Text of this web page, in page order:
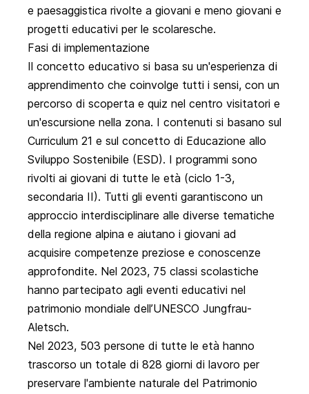
e paesaggistica rivolte a giovani e meno giovani e
progetti educativi per le scolaresche.
Fasi di implementazione
Il concetto educativo si basa su un'esperienza di
apprendimento che coinvolge tutti i sensi, con un
percorso di scoperta e quiz nel centro visitatori e
un'escursione nella zona. I contenuti si basano sul
Curriculum 21 e sul concetto di Educazione allo
Sviluppo Sostenibile (ESD). I programmi sono
rivolti ai giovani di tutte le età (ciclo 1-3,
secondaria II). Tutti gli eventi garantiscono un
approccio interdisciplinare alle diverse tematiche
della regione alpina e aiutano i giovani ad
acquisire competenze preziose e conoscenze
approfondite. Nel 2023, 75 classi scolastiche
hanno partecipato agli eventi educativi nel
patrimonio mondiale dell’UNESCO Jungfrau-
Aletsch.
Nel 2023, 503 persone di tutte le età hanno
trascorso un totale di 828 giorni di lavoro per
preservare l'ambiente naturale del Patrimonio